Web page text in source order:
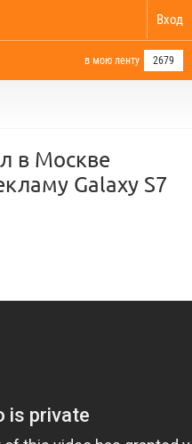
Вход
в мою ленту 2679
в Москве
Galaxy S7